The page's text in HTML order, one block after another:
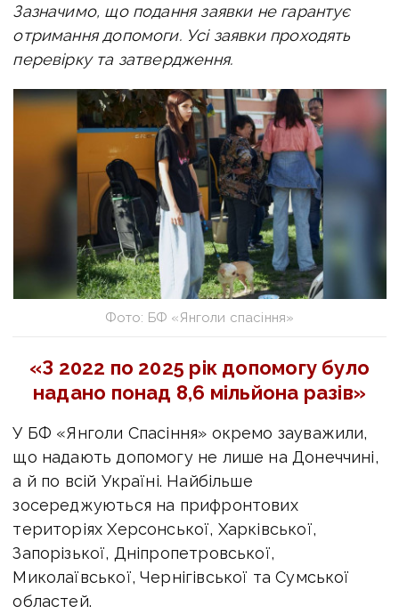
Зазначимо, що подання заявки не гарантує
отримання допомоги. Усі заявки проходять
перевірку та затвердження.
Фото: БФ «Янголи спасіння»
«З 2022 по 2025 рік допомогу було
надано понад 8,6 мільйона разів»
У БФ «Янголи Спасіння» окремо зауважили,
що надають допомогу не лише на Донеччині,
а й по всій Україні. Найбільше
зосереджуються на прифронтових
територіях Херсонської, Харківської,
Запорізької, Дніпропетровської,
Миколаївської, Чернігівської та Сумської
областей.